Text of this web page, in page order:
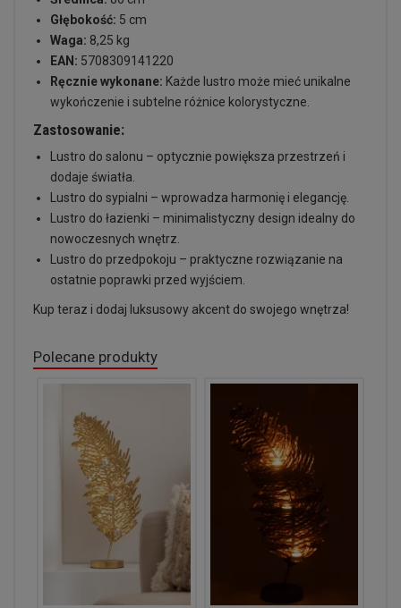
Głębokość: 5 cm
Waga: 8,25 kg
EAN: 5708309141220
Ręcznie wykonane: Każde lustro może mieć unikalne
wykończenie i subtelne różnice kolorystyczne.
Zastosowanie:
Lustro do salonu – optycznie powiększa przestrzeń i
dodaje światła.
Lustro do sypialni – wprowadza harmonię i elegancję.
Lustro do łazienki – minimalistyczny design idealny do
nowoczesnych wnętrz.
Lustro do przedpokoju – praktyczne rozwiązanie na
ostatnie poprawki przed wyjściem.
Kup teraz i dodaj luksusowy akcent do swojego wnętrza!
Polecane produkty